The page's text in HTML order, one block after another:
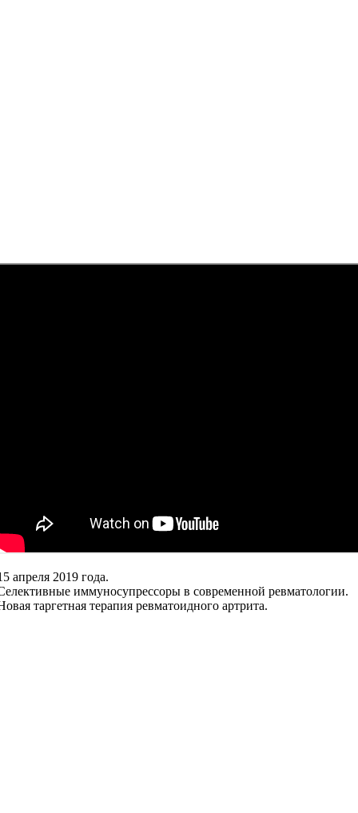
апреля 2019 года.
иммуносупрессоры в современной ревматологии.
таргетная терапия ревматоидного артрита.